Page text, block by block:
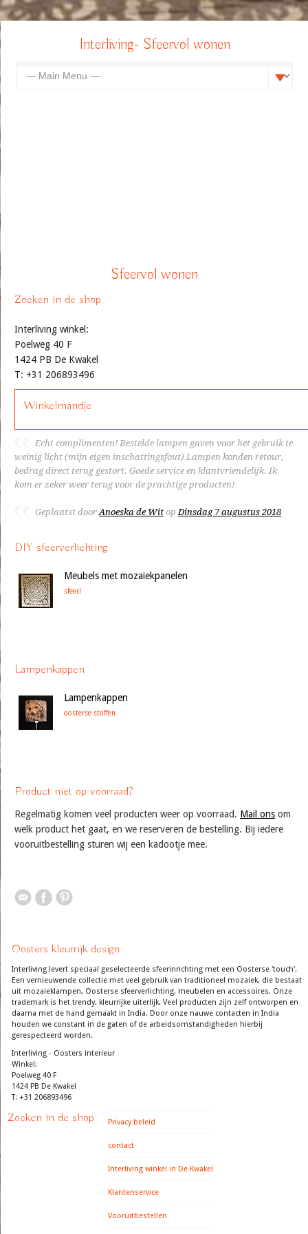
Interliving- Sfeervol wonen
Sfeervol wonen
Zoeken in de shop
Interliving winkel:
Poelweg 40 F
1424 PB De Kwakel
T: +31 206893496
Winkelmandje
Echt complimenten! Bestelde lampen gaven voor het gebruik te
weinig licht (mijn eigen inschattingsfout) Lampen konden retour,
bedrag direct terug gestort. Goede service en klantvriendelijk. Ik
kom er zeker weer terug voor de prachtige producten!
Geplaatst doorAnoeska de Wit opDinsdag 7 augustus 2018
DIY sfeerverlichting
Meubels met mozaiekpanelen
sfeer!
Lampenkappen
Lampenkappen
oosterse stoffen
Product niet op voorraad?
Regelmatig komen veel producten weer op voorraad. Mail ons om
welk product het gaat, en we reserveren de bestelling. Bij iedere
vooruitbestelling sturen wij een kadootje mee.
Oosters kleurrijk design
Interliving levert speciaal geselecteerde sfeerinrichting met een Oosterse 'touch'.
Een vernieuwende collectie met veel gebruik van traditioneel mozaiek, die bestaat
uit mozaieklampen, Oosterse sfeerverlichting, meubelen en accessoires. Onze
trademark is het trendy, kleurrijke uiterlijk. Veel producten zijn zelf ontworpen en
daarna met de hand gemaakt in India. Door onze nauwe contacten in India
houden we constant in de gaten of de arbeidsomstandigheden hierbij
gerespecteerd worden.
Interliving - Oosters interieur
Winkel:
Poelweg 40 F
1424 PB De Kwakel
T: +31 206893496
Zoeken in de shop Privacy beleid
contact
Interliving winkel in De Kwakel
Klantenservice
Vooruitbestellen